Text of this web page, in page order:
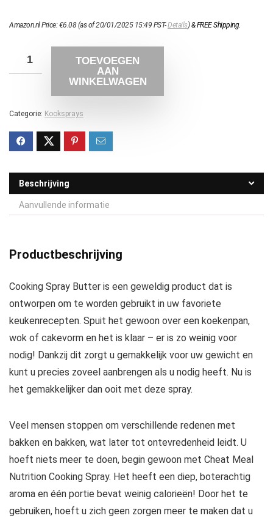
Amazon.nl Price:€6.08(as of 20/01/2025 15:49 PST-Details)&FREE Shipping.
TOEVOEGEN
AAN
WINKELWAGEN
Categorie: Kooksprays
Beschrijving
Aanvullende informatie
Productbeschrijving
Cooking Spray Butter is een geweldig product dat is
ontworpen om te worden gebruikt in uw favoriete
keukenrecepten. Spuit het gewoon over een koekenpan,
wok of cakevorm en het is klaar – er is zo weinig voor
nodig! Dankzij dit zorgt u gemakkelijk voor uw gewicht en
kunt u precies zoveel aanbrengen als u nodig heeft. Nu is
het gemakkelijker dan ooit met deze spray.
Veel mensen stoppen om verschillende redenen met
bakken en bakken, wat later tot ontevredenheid leidt. U
hoeft niets meer te doen, begin gewoon met Cheat Meal
Nutrition Cooking Spray. Het heeft een diep, boterachtig
aroma en één portie bevat weinig calorieën! Door het te
gebruiken, hoeft u zich geen zorgen meer te maken dat u